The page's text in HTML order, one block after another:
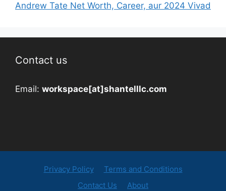
Andrew Tate Net Worth, Career, aur 2024 Vivad
Contact us
Email: workspace[at]shantelllc.com
Privacy Policy
Terms and Conditions
Contact Us
About